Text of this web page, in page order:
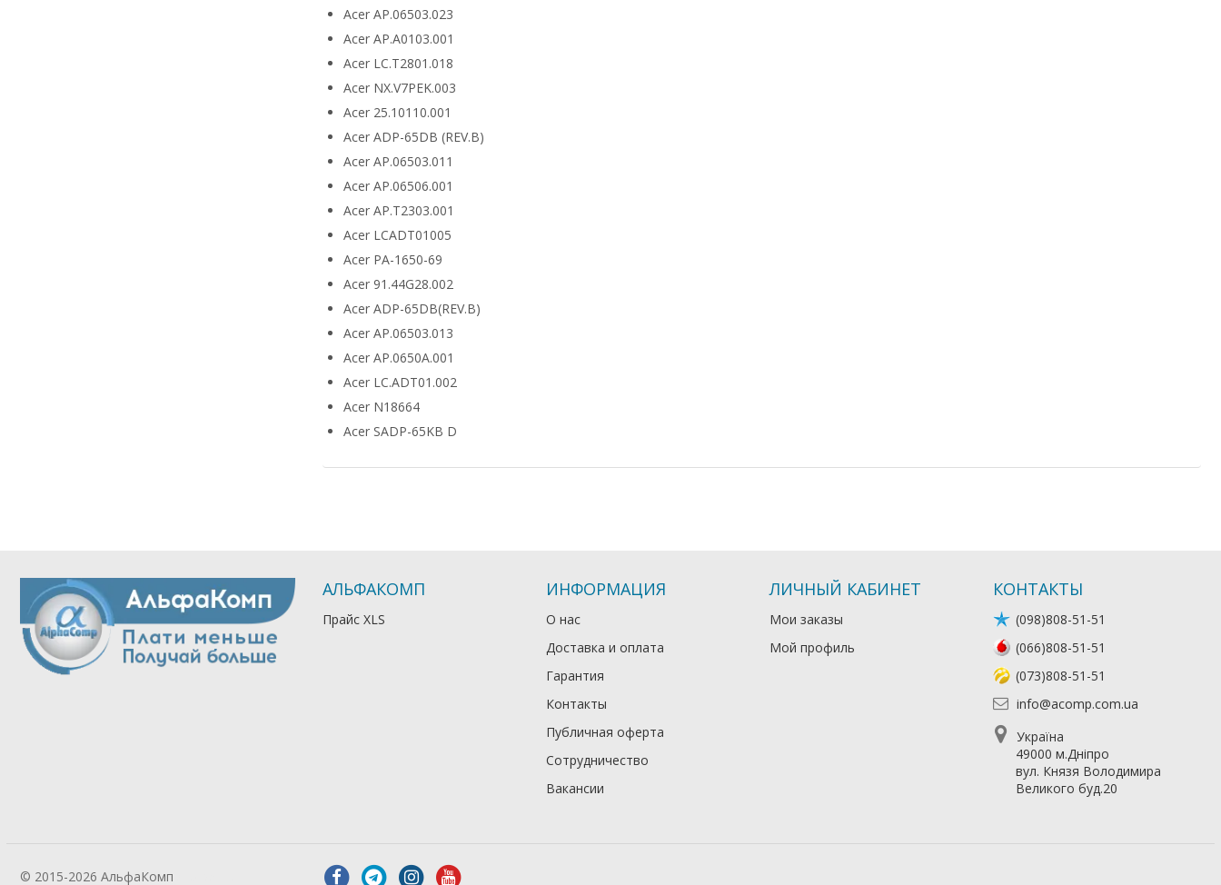
Acer AP.06503.023
Acer AP.A0103.001
Acer LC.T2801.018
Acer NX.V7PEK.003
Acer 25.10110.001
Acer ADP-65DB (REV.B)
Acer AP.06503.011
Acer AP.06506.001
Acer AP.T2303.001
Acer LCADT01005
Acer PA-1650-69
Acer 91.44G28.002
Acer ADP-65DB(REV.B)
Acer AP.06503.013
Acer AP.0650A.001
Acer LC.ADT01.002
Acer N18664
Acer SADP-65KB D
АЛЬФАКОМП
Прайс XLS
ИНФОРМАЦИЯ
О нас
Доставка и оплата
Гарантия
Контакты
Публичная оферта
Сотрудничество
Вакансии
ЛИЧНЫЙ КАБИНЕТ
Мои заказы
Мой профиль
КОНТАКТЫ
(098)808-51-51
(066)808-51-51
(073)808-51-51
info@acomp.com.ua
Україна
49000 м.Дніпро
вул. Князя Володимира
Великого буд.20
© 2015-2026 АльфаКомп